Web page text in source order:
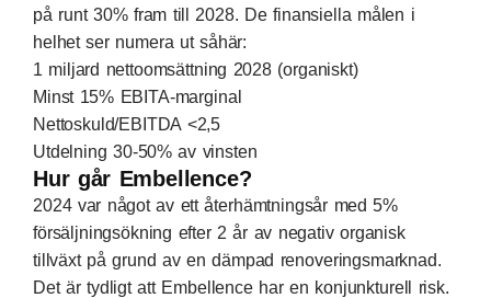
på runt 30% fram till 2028. De finansiella målen i
helhet ser numera ut såhär:
1 miljard nettoomsättning 2028 (organiskt)
Minst 15% EBITA-marginal
Nettoskuld/EBITDA <2,5
Utdelning 30-50% av vinsten
Hur går Embellence?
2024 var något av ett återhämtningsår med 5%
försäljningsökning efter 2 år av negativ organisk
tillväxt på grund av en dämpad renoveringsmarknad.
Det är tydligt att Embellence har en konjunkturell risk.